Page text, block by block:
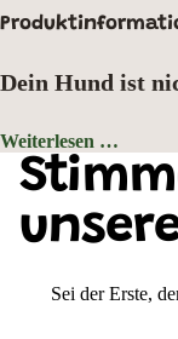
Dein Hund ist
Er hat einen Namen,
anderer. Warum sollte
Hunderassen-Motiv und
am Herzen. Und bist
Personalisierbar mit
Weiterlesen …
Farbe der Weste:
Sei der Erste,